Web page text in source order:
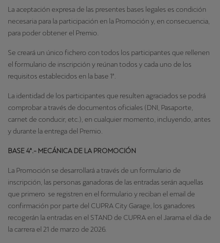
La aceptación expresa de las presentes bases legales es condición
necesaria para la participación en la Promoción y, en consecuencia,
para poder obtener el Premio.
Se creará un único fichero con todos los participantes que rellenen
el formulario de inscripción y reúnan todos y cada uno de los
requisitos establecidos en la base 1ª.
La identidad de los participantes que resulten agraciados se podrá
comprobar a través de documentos oficiales (DNI, Pasaporte,
carnet de conducir, etc.), en cualquier momento, incluyendo, antes
y durante la entrega del Premio.
BASE 4ª.- MECÁNICA DE LA PROMOCIÓN
La Promoción se desarrollará a través de un formulario de
inscripción, las personas ganadoras de las entradas serán aquellas
que primero se registren en el formulario y reciban el email de
confirmación por parte del CUPRA City Garage, los ganadores
recogerán la entradas en el STAND de CUPRA en el Jarama el día de
la carrera el 21 de marzo de 2026.